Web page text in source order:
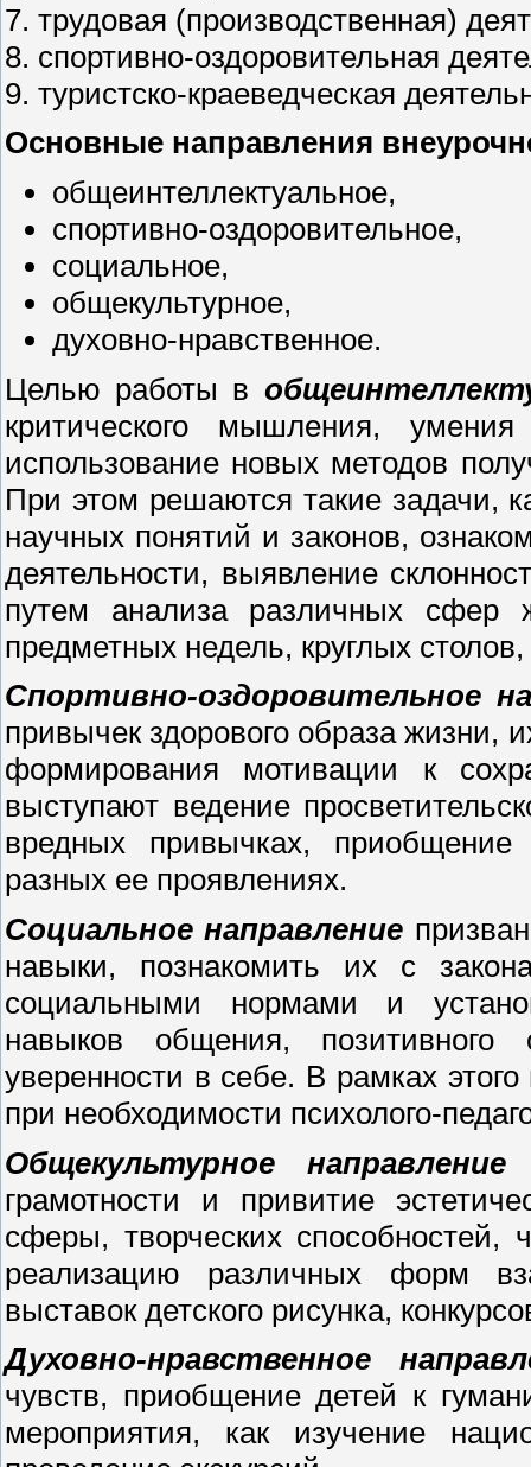
7. трудовая (производственная)
8. спортивно-оздоровительная
9. туристско-краеведческая
Основные направления
общеинтеллектуальное,
спортивно-оздоровительное,
социальное,
общекультурное,
духовно-нравственное.
Целью работы в
критического мышления,
использование новых методов
При этом решаются такие задачи,
научных понятий и законов,
деятельности, выявление
путем анализа различных сфер
предметных недель, круглых
Спортивно-оздоровительное
привычек здорового образа жизни,
формирования мотивации к
выступают ведение
вредных привычках,
разных ее проявлениях.
Социальное направление
навыки, познакомить их с
социальными нормами и
навыков общения, позитивного
уверенности в себе. В рамках
при необходимости психолого-
Общекультурное направление
грамотности и привитие
сферы, творческих способностей,
реализацию различных форм
выставок детского рисунка,
Духовно-нравственное
чувств, приобщение детей к
мероприятия, как изучение